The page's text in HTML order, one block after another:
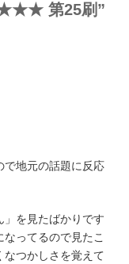
第25刷”
で地元の話題に反応
」を見たばかりです
ってるので見たこ
なつかしさを覚えて